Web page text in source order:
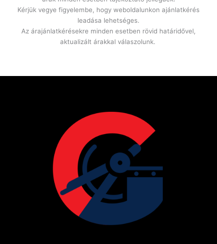
Kérjük vegye figyelembe, hogy weboldalunkon ajánlatkérés
leadása lehetséges.
Az árajánlatkérésekre minden esetben rövid határidővel,
aktualizált árakkal válaszolunk.